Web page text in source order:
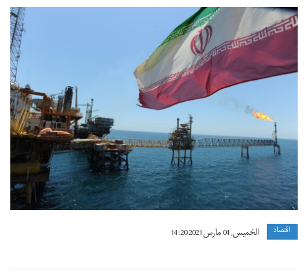
nft_8.jpg
اقتصاد الخميس, 04 مارس 2021 14:20